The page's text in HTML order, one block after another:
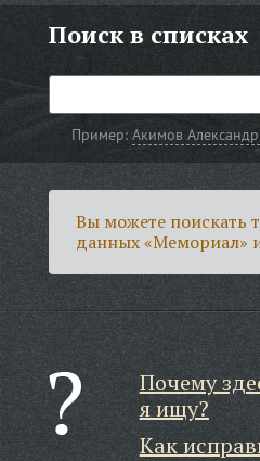
Поиск в списках
Пример:Акимов Александр
Вы можете поискать
данных «Мемориал»
Почему
я ищу?
Как